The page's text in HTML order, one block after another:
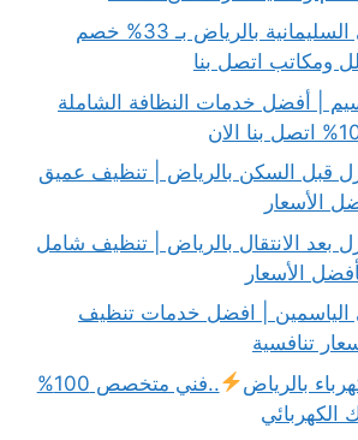
شركة تنظيف حي السليمانية بالرياض بـ 33% خصم
ومكاتب اتصل بنا
| أفضل خدمات النظافة الشاملة
قبل السكن بالرياض | تنظيف عميق
الأسعار
بعد الانتقال بالرياض | تنظيف شامل
الأسعار
| افضل خدمات تنظيف
تنافسية
بالرياض
..فني متخصص 100%